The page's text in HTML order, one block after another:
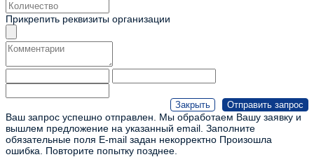
Прикрепить реквизиты организации
Ваш запрос успешно отправлен. Мы обработаем Вашу заявку и
вышлем предложение на указанный email. Заполните
обязательные поля E-mail задан некорректно Произошла
ошибка. Повторите попытку позднее.